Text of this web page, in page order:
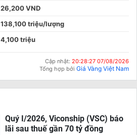
26,200 VND
138,100 triệu/lượng
4,100 triệu
Cập nhật: 20:28:27 07/08/2026
Tổng hợp bởi Giá Vàng Việt Nam
Quý I/2026, Viconship (VSC) báo
lãi sau thuế gần 70 tỷ đồng